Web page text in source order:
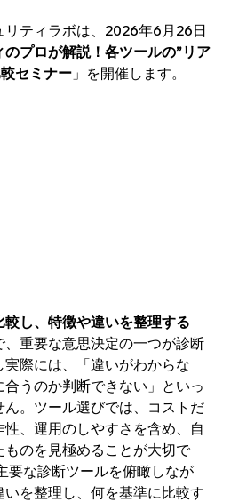
ティラボは、2026年6月26日
のプロが解説！各ツールの”リア
セミナー 」を開催します。
し、特徴や違いを整理する
重要な意思決定の一つが診断
際には、「違いがわからな
うのか判断できない」といっ
。ツール選びでは、コストだ
、運用のしやすさを含め、自
のを見極めることが大切で
要な診断ツールを俯瞰しなが
を整理し、何を基準に比較す